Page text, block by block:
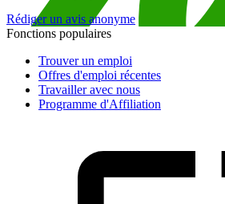
Rédiger un avis anonyme
Fonctions populaires
Trouver un emploi
Offres d'emploi récentes
Travailler avec nous
Programme d'Affiliation